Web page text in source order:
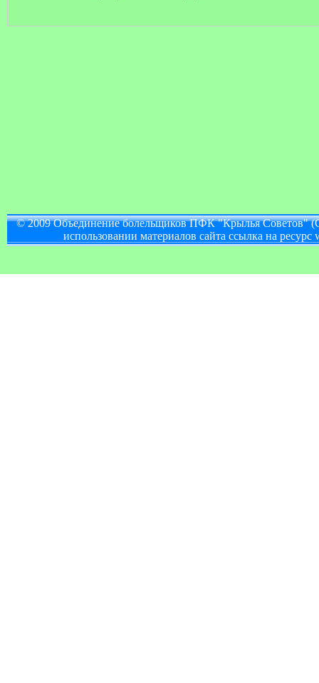
© 2009 Объединение болельщиков ПФК "Крылья
использовании материалов сайта ссылка на ресурс